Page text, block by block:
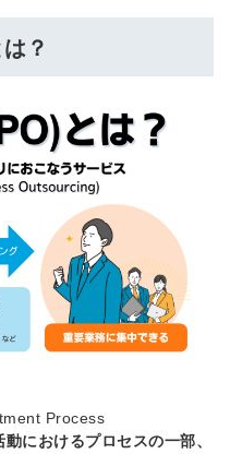
？
Process
におけるプロセスの一部、